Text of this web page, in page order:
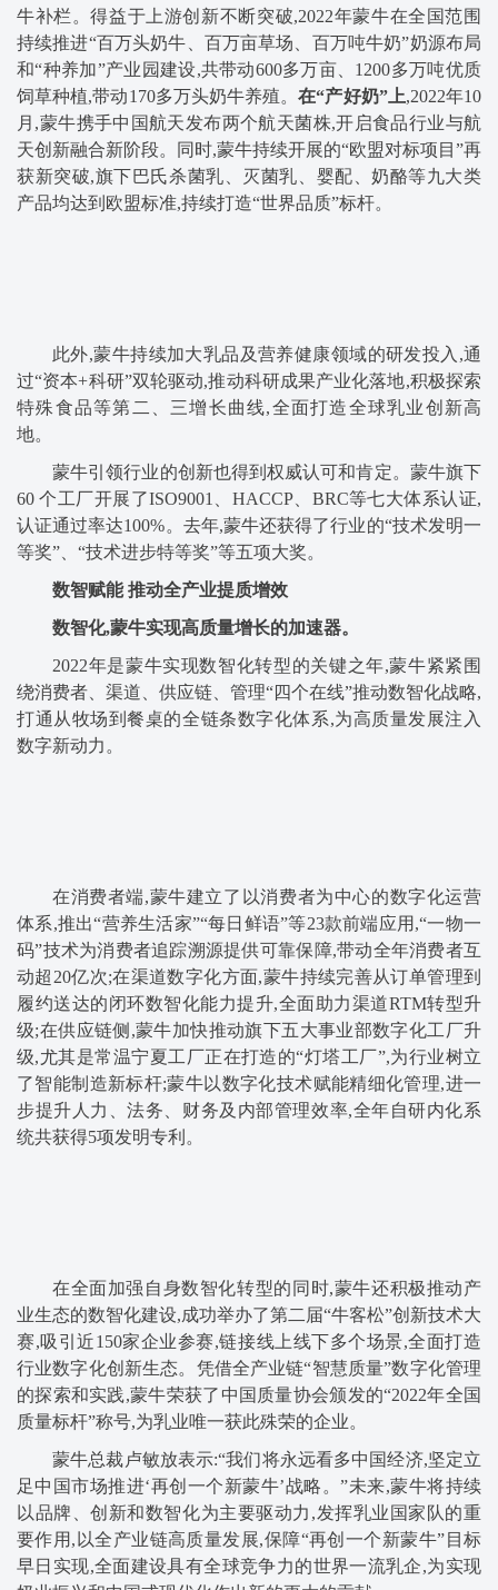
牛补栏。得益于上游创新不断突破,2022年蒙牛在全国范围
持续推进“百万头奶牛、百万亩草场、百万吨牛奶”奶源布局
和“种养加”产业园建设,共带动600多万亩、1200多万吨优质
饲草种植,带动170多万头奶牛养殖。在“产好奶”上,2022年10
月,蒙牛携手中国航天发布两个航天菌株,开启食品行业与航
天创新融合新阶段。同时,蒙牛持续开展的“欧盟对标项目”再
获新突破,旗下巴氏杀菌乳、灭菌乳、婴配、奶酪等九大类
产品均达到欧盟标准,持续打造“世界品质”标杆。
此外,蒙牛持续加大乳品及营养健康领域的研发投入,通
过“资本+科研”双轮驱动,推动科研成果产业化落地,积极探索
特殊食品等第二、三增长曲线,全面打造全球乳业创新高
地。
蒙牛引领行业的创新也得到权威认可和肯定。蒙牛旗下
60 个工厂开展了ISO9001、HACCP、BRC等七大体系认证,
认证通过率达100%。去年,蒙牛还获得了行业的“技术发明一
等奖”、“技术进步特等奖”等五项大奖。
数智赋能推动全产业提质增效
数智化,蒙牛实现高质量增长的加速器。
2022年是蒙牛实现数智化转型的关键之年,蒙牛紧紧围
绕消费者、渠道、供应链、管理“四个在线”推动数智化战略,
打通从牧场到餐桌的全链条数字化体系,为高质量发展注入
数字新动力。
在消费者端,蒙牛建立了以消费者为中心的数字化运营
体系,推出“营养生活家”“每日鲜语”等23款前端应用,“一物一
码”技术为消费者追踪溯源提供可靠保障,带动全年消费者互
动超20亿次;在渠道数字化方面,蒙牛持续完善从订单管理到
履约送达的闭环数智化能力提升,全面助力渠道RTM转型升
级;在供应链侧,蒙牛加快推动旗下五大事业部数字化工厂升
级,尤其是常温宁夏工厂正在打造的“灯塔工厂”,为行业树立
了智能制造新标杆;蒙牛以数字化技术赋能精细化管理,进一
步提升人力、法务、财务及内部管理效率,全年自研内化系
统共获得5项发明专利。
在全面加强自身数智化转型的同时,蒙牛还积极推动产
业生态的数智化建设,成功举办了第二届“牛客松”创新技术大
赛,吸引近150家企业参赛,链接线上线下多个场景,全面打造
行业数字化创新生态。凭借全产业链“智慧质量”数字化管理
的探索和实践,蒙牛荣获了中国质量协会颁发的“2022年全国
质量标杆”称号,为乳业唯一获此殊荣的企业。
蒙牛总裁卢敏放表示:“我们将永远看多中国经济,坚定立
足中国市场推进‘再创一个新蒙牛’战略。”未来,蒙牛将持续
以品牌、创新和数智化为主要驱动力,发挥乳业国家队的重
要作用,以全产业链高质量发展,保障“再创一个新蒙牛”目标
早日实现,全面建设具有全球竞争力的世界一流乳企,为实现